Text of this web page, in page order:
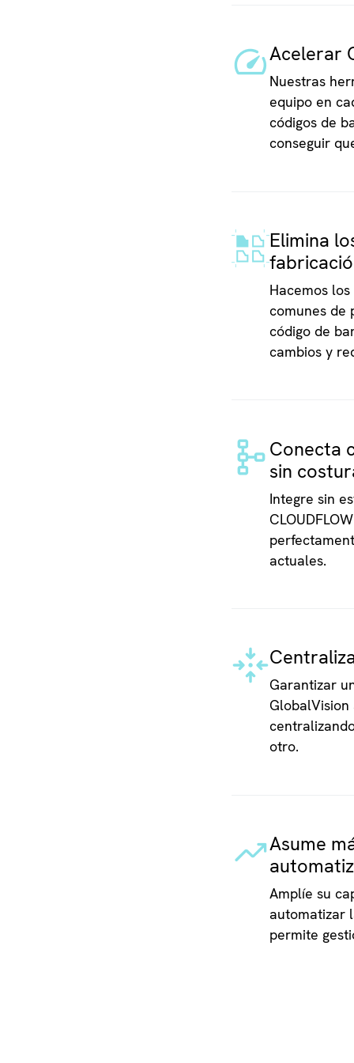
Acelerar
Nuestras
equipo en
códigos de
conseguir
Elimina
Hacemos
comunes de
código de
cambios y
Conecta
sin
Integre sin
actuales.
Garantizar
otro.
Asume
Amplíe su
automatizar
permite